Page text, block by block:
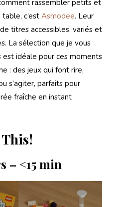
rassembler petits et
c’est Asmodee. Leur
titres accessibles, variés et
La sélection que je vous
est idéale pour ces moments
: des jeux qui font rire,
s’agiter, parfaits pour
fraîche en instant
– <15 min